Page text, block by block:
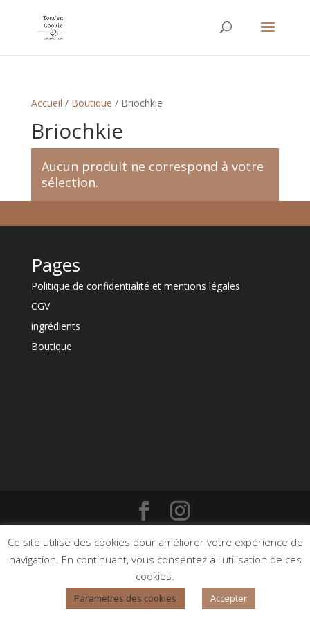
Accueil / Boutique / Briochkie
Briochkie
Aucun produit ne correspond à votre
sélection.
Pages
Politique de confidentialité et mentions légales
CGV
ingrédients
Boutique
communication | tous droits réservés
Ce site utilise des cookies pour améliorer votre expérience de
navigation. En continuant, vous consentez à l'utilisation de ces
cookies.
Paramètres des cookies Accepter